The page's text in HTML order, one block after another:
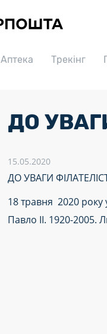
Аптека Трекінг
ДО
15.05.2020
ДО УВАГИ
18 травня 2020 року
Павло ІІ. 1920-2005.